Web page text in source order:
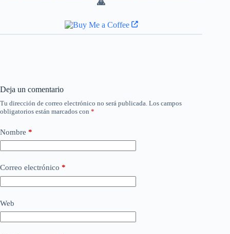
🙏
Deja un comentario
Tu dirección de correo electrónico no será publicada. Los campos
obligatorios están marcados con *
Nombre *
Correo electrónico *
Web